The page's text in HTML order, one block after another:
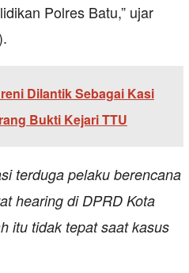
Polres Batu,” ujar
Dilantik Sebagai Kasi
Bukti Kejari TTU
terduga pelaku berencana
hearing di DPRD Kota
itu tidak tepat saat kasus